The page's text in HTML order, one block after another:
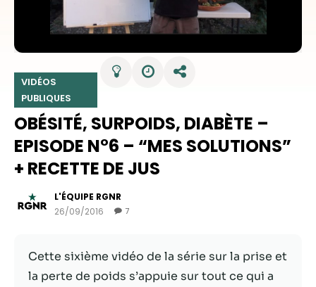
VIDÉOS
PUBLIQUES
OBÉSITÉ, SURPOIDS, DIABÈTE –
EPISODE N°6 – “MES SOLUTIONS”
+ RECETTE DE JUS
L'ÉQUIPE RGNR
26/09/2016
7
Cette sixième vidéo de la série sur la prise et
la perte de poids s’appuie sur tout ce qui a